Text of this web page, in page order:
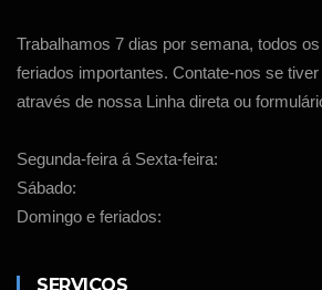
Trabalhamos 7 dias por semana, todos
feriados importantes. Contate-nos se
através de nossa Linha direta ou
Segunda-feira á Sexta-feira:
Sábado:
Domingo e feriados:
SERVIÇOS